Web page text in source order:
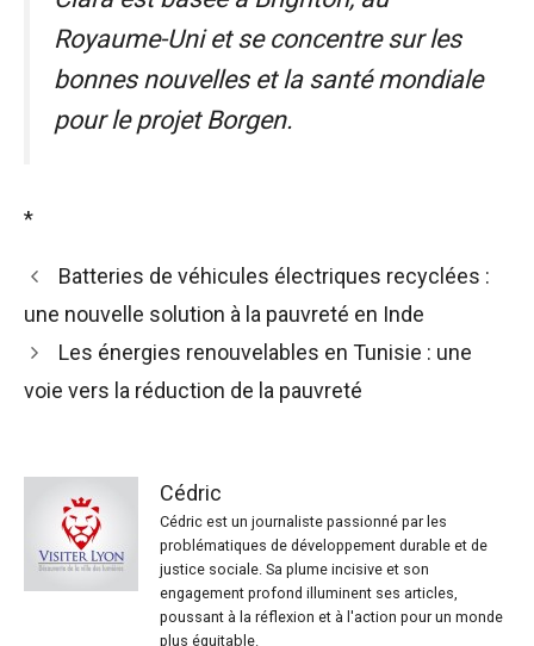
Royaume-Uni et se concentre sur les
bonnes nouvelles et la santé mondiale
pour le projet Borgen.
*
Batteries de véhicules électriques recyclées :
une nouvelle solution à la pauvreté en Inde
Les énergies renouvelables en Tunisie : une
voie vers la réduction de la pauvreté
Cédric
Cédric est un journaliste passionné par les
problématiques de développement durable et de
justice sociale. Sa plume incisive et son
engagement profond illuminent ses articles,
poussant à la réflexion et à l'action pour un monde
plus équitable.